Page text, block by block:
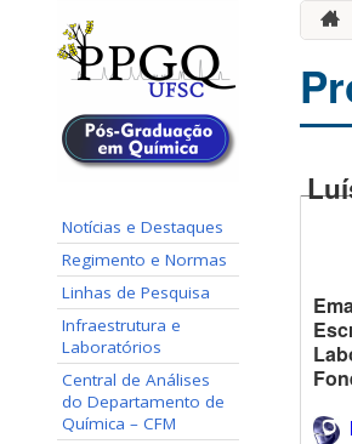
Notícias e Destaques
Regimento e Normas
Linhas de Pesquisa
Infraestrutura e
Laboratórios
Central de Análises
do Departamento de
Química – CFM